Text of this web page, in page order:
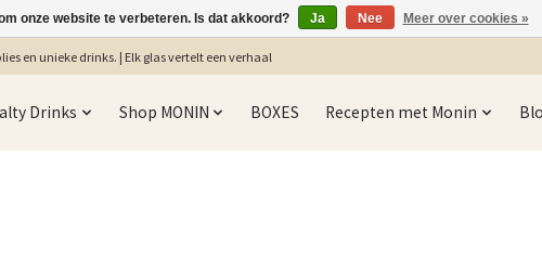
en unieke drinks. | Elk glas vertelt een verhaal
Drinks Shop MONIN BOXES Recepten met Monin
onze website te verbeteren. Is dat akkoord? Ja Nee Meer over cookies »